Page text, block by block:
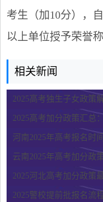
考生（加10分），
以上单位授予荣誉
相关新闻
2025高考独生子女政策
2025高考加分政策汇总
河南2025年高考报名时
云南2025年高考加分政
2025河北高考加分政策
2025警校提前批报名流